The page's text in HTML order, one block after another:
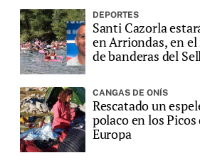
DEPORTES
Santi Cazorla
en Arriondas, en el
de banderas del
CANGAS DE ONÍS
Rescatado un
polaco en los Picos
Europa